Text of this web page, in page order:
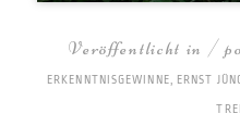
Veröffentlicht in /
ERKENNTNISGEWINNE, ERNST